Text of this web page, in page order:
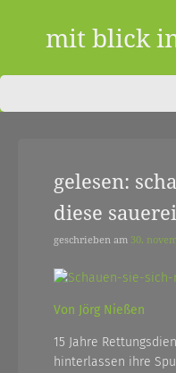
mit blick
blog
dem
odenwald
zwischendurch
und
nebenher…
gelesen:
diese
geschrieben am 30.
Von Jörg Nießen
15 Jahre
hinterlassen ihre